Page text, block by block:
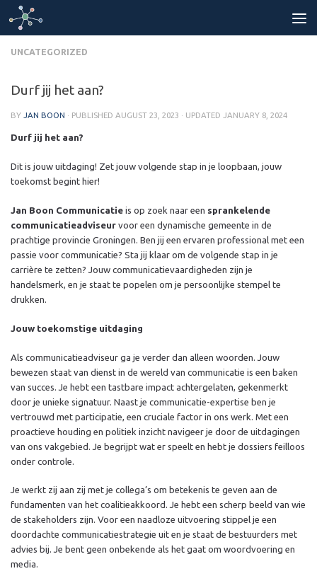
Skip to content
UNCATEGORIZED
Durf jij het aan?
BY JAN BOON · PUBLISHED AUGUST 23, 2023 · UPDATED JANUARY 8, 2024
Durf jij het aan?
Dit is jouw uitdaging! Zet jouw volgende stap in je loopbaan, jouw
toekomst begint hier!
Jan Boon Communicatie is op zoek naar een sprankelende
communicatieadviseur voor een dynamische gemeente in de
prachtige provincie Groningen. Ben jij een ervaren professional met een
passie voor communicatie? Sta jij klaar om de volgende stap in je
carrière te zetten? Jouw communicatievaardigheden zijn je
handelsmerk, en je staat te popelen om je persoonlijke stempel te
drukken.
Jouw toekomstige uitdaging
Als communicatieadviseur ga je verder dan alleen woorden. Jouw
bewezen staat van dienst in de wereld van communicatie is een baken
van succes. Je hebt een tastbare impact achtergelaten, gekenmerkt
door je unieke signatuur. Naast je communicatie-expertise ben je
vertrouwd met participatie, een cruciale factor in ons werk. Met een
proactieve houding en politiek inzicht navigeer je door de uitdagingen
van ons vakgebied. Je begrijpt wat er speelt en hebt je dossiers feilloos
onder controle.
Je werkt zij aan zij met je collega’s om betekenis te geven aan de
fundamenten van het coalitieakkoord. Je hebt een scherp beeld van wie
de stakeholders zijn. Voor een naadloze uitvoering stippel je een
doordachte communicatiestrategie uit en je staat de bestuurders met
advies bij. Je bent geen onbekende als het gaat om woordvoering en
media.